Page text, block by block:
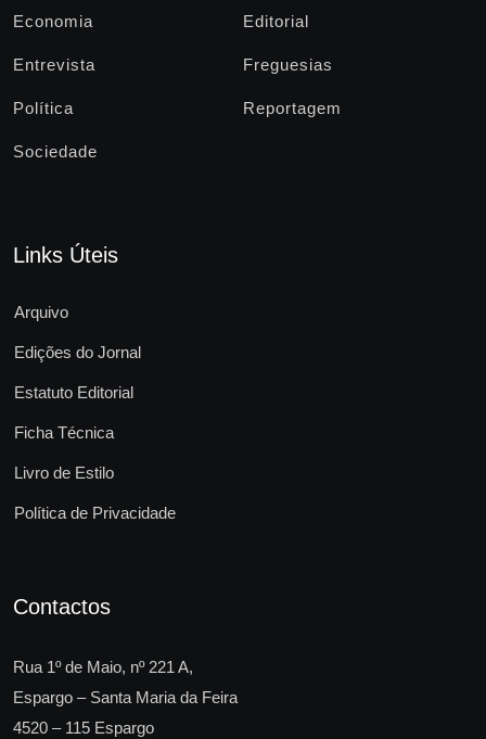
Economia Editorial
Entrevista Freguesias
Política Reportagem
Sociedade
Links Úteis
Arquivo
Edições do Jornal
Estatuto Editorial
Ficha Técnica
Livro de Estilo
Política de Privacidade
Contactos
Rua 1º de Maio, nº 221 A,
Espargo – Santa Maria da Feira
4520 – 115 Espargo